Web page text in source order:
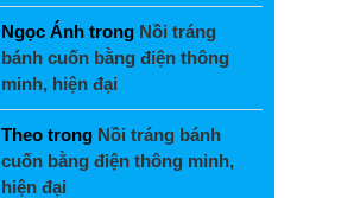
Ngọc Ánh trong Nồi tráng
bánh cuốn bằng điện thông
minh, hiện đại
Theo trong Nồi tráng bánh
cuốn bằng điện thông minh,
hiện đại